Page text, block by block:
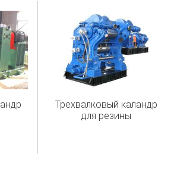
Трехвалковый каландр
для резины